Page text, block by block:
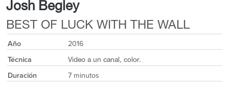
Josh Begley
BEST OF LUCK WITH THE WALL
Año
2016
Técnica
Video a un canal, color.
Duración 7 minutos